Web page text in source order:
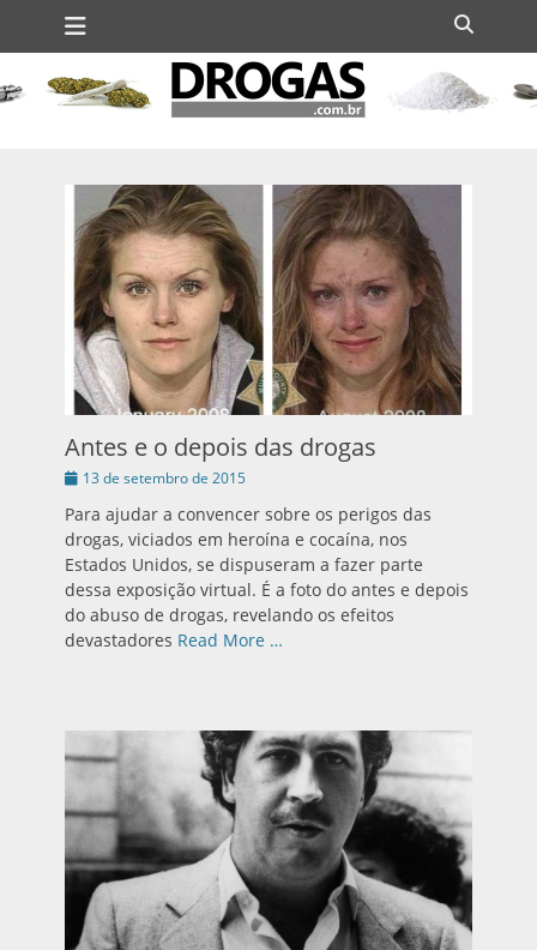
para
conteúdo
Menu principal
Antes e o depois das drogas
Publicado
13 de setembro de 2015
Para ajudar a convencer sobre os perigos das
drogas, viciados em heroína e cocaína, nos
Estados Unidos, se dispuseram a fazer parte
dessa exposição virtual. É a foto do antes e depois
do abuso de drogas, revelando os efeitos
devastadores Read More …